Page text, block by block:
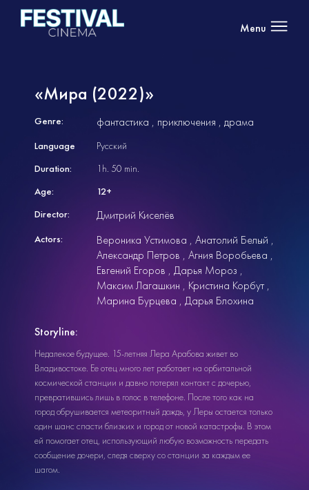
Menu
«Мира (2022)»
Genre: фантастика приключения драма
Language
Русский
Duration:
1h. 50 min.
Age:
12+
Director:
Дмитрий Киселёв
Actors: Вероника Устимова
Анатолий Белый
Александр Петров
Агния Воробьева
Евгений Егоров
Дарья Мороз
Максим Лагашкин
Кристина Корбут
Марина Бурцева
Дарья Блохина
Storyline:
Недалекое будущее. 15-летняя Лера Арабова живет во
Владивостоке. Ее отец много лет работает на орбитальной
космической станции и давно потерял контакт с дочерью,
превратившись лишь в голос в телефоне. После того как на
город обрушивается метеоритный дождь, у Леры остается только
один шанс спасти близких и город от новой катастрофы. В этом
ей помогает отец, использующий любую возможность передать
сообщение дочери, следя сверху со станции за каждым ее
шагом.